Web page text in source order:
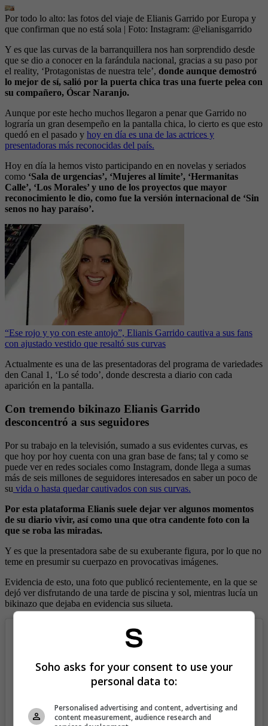
Por todo lo alto: las fotos del viaje de Elianis Garrido por Europa y
que confirman que no está sola | Foto: Instagram: @elianisgarrido
Y es que las curvas de la barranquillera nos han sorprendido desde
que se dio a conocer en la farándula nacional, gracias a su paso por
el reality, ‘Protagonistas de nuestra tele’, donde aunque demostró
lo mejor de sí, salió por la puerta chica tras una fuerte pelea con
su compañero, Óscar Naranjo.
Aunque por este hecho muchos llegaron a penar que Garrido no
lograría un gran desempeño en la pantalla chica, lo cierto es que esto
quedó en el pasado y hoy en día es una de las actrices y
presentadoras más reconocidas del país.
Hoy en día la hemos visto participando en en novelas y seriados
como ‘Sala de urgencias’, ‘Mujeres al límite’, ‘Hermanitas
Calle’, ‘Los Morales’ y uno de los proyectos que mayor
reconocimiento le dio, como fue la versión internacional de ‘Sin
senos no hay paraíso’.
“Ese rojo y yo con este antojo”, Elianis Garrido cautiva a sus fans
con ajustado vestido que resaltó sus curvas
Actualmente es una de las presentadoras del programa de variedades
den Canal 1, ‘Lo sé todo’, donde descresta a diario con cada
aparición en la pantalla.
Con tremendo bikinazo Elianis Garrido
desconcentró a sus seguidores
Por su trabajo en la televisión, sumado a sus evidentes curvas, es
que hoy por hoy cuenta con una gran base de fans; tal y como se
puede ver en redes sociales como Instagram, donde llega a sumas
más de seis millones de seguidores interesados en saber un poco de
su vida o hasta quedar cautivados con sus curvas.
Por esta plataforma Elianis suele dejar ver algunos momentos
de su diario vivir, así como una que otra candente foto con la
que se roba las miradas.
Y es que la presentadora sabe de su exuberante figura, por lo que no
teme en presumir su cuerpazo en provocativas imágenes.
Evidencia de esto, una foto que publicó recientemente, en la que se
dejó ver disfrutando de una tarde de piscina y sol, mientras lucía un
bikinazo que dejaba en evidencia sus silueta.
Soho asks for your consent to use your
personal data to:
Personalised advertising and content, advertising and
content measurement, audience research and